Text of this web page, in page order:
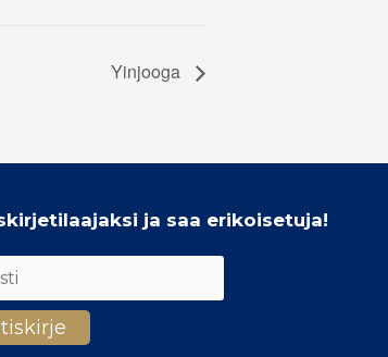
Yinjooga
ja saa erikoisetuja!